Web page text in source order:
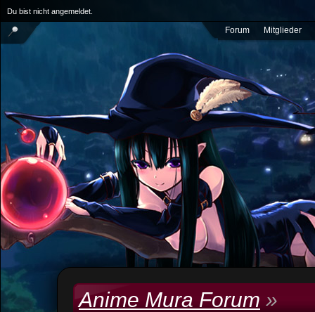
Du bist nicht angemeldet.
Forum Mitglieder
Anime Mura Forum »